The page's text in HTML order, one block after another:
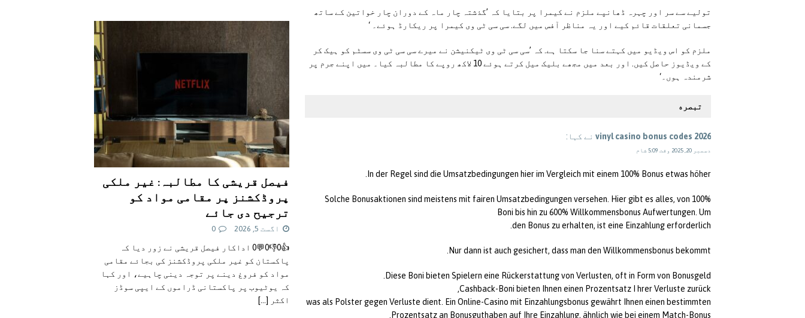
تولیے سے سر اور چہرہ ڈھانپے ملزم نے کیمرا پر بتایا کہ ’گذشتہ چار ماہ کے دوران چار خواتین کے ساتھ
جسمانی تعلقات قائم کیے اور یہ مناظر آفس میں لگے. سی سی ٹی وی کیمرا پر ریکارڈ ہوئے۔ ‘
ملزم کو اس ویڈیو میں کہتے سنا جا سکتا ہے. کہ ’سی سی ٹی وی ٹیکنیشن نے میرے سی سی ٹی وی سسٹم کو ہیک کر
کے ویڈیوز حاصل کیں. اور بعد میں مجھے بلیک میل کرتے ہوئے 10 لاکھ روپے کا مطالبہ کیا۔ میں اپنے جرم پر
شرمندہ ہوں۔‘
تبصره
vinyl casino bonus codes 2026 نے کہا:
دسمبر 20, 2025 وقت 5:09 شام
In der Regel sind die Umsatzbedingungen hier im Vergleich mit einem 100% Bonus etwas höher.
Solche Bonusaktionen sind meistens mit fairen Umsatzbedingungen versehen. Hier gibt es alles, von 100%
Boni bis hin zu 600% Willkommensbonus Aufwertungen. Um
den Bonus zu erhalten, ist eine Einzahlung erforderlich.
Nur dann ist auch gesichert, dass man den Willkommensbonus bekommt.
Diese Boni bieten Spielern eine Rückerstattung von Verlusten, oft in Form von Bonusgeld.
Cashback-Boni bieten Ihnen einen Prozentsatz I hrer Verluste zurück,
was als Polster gegen Verluste dient. Ein Online-Casino mit Einzahlungsbonus gewährt Ihnen einen bestimmten
Prozentsatz an Bonusguthaben auf Ihre Einzahlung, ähnlich wie bei einem Match-Bonus.
فیصل قریشی کا مطالبہ: غیر ملکی
پروڈکشنز پر مقامی مواد کو
ترجیح دی جائے
اگست 5, 2026 0
👍0👎0💬0 اداکار فیصل قریشی نے زور دیا کہ
پاکستان کو غیر ملکی پروڈکشنز کی بجائے مقامی
مواد کو فروغ دینے پر توجہ دینی چاہیے، اور کہا
کہ یوٹیوب پر پاکستانی ڈراموں کے ایپی سوڈز
اکثر
[...]